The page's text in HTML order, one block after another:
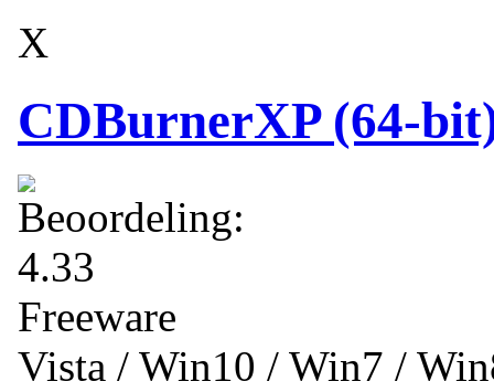
X
CDBurnerXP (64-
Freeware
Vista / Win10 / Win7 /